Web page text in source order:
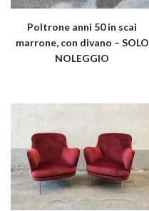
Poltrone anni 50 in scai
marrone, con divano – SOLO
NOLEGGIO